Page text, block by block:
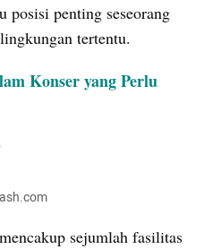
posisi penting seseorang
tertentu.
Konser yang Perlu
sejumlah fasilitas